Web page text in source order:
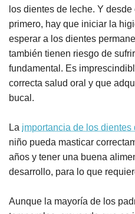
los dientes de leche. Y
primero, hay que iniciar la
esperar a los dientes
también tienen riesgo de
fundamental. Es
correcta salud oral y que
bucal.
La importancia de los dientes
niño pueda masticar
años y tener una buena
desarrollo, para lo que
Aunque la mayoría de los